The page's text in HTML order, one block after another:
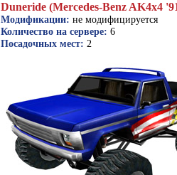
Duneride (Mercedes-Benz AK4x4
Модификации: не модифицируется
Количество на сервере: 6
Посадочных мест: 2